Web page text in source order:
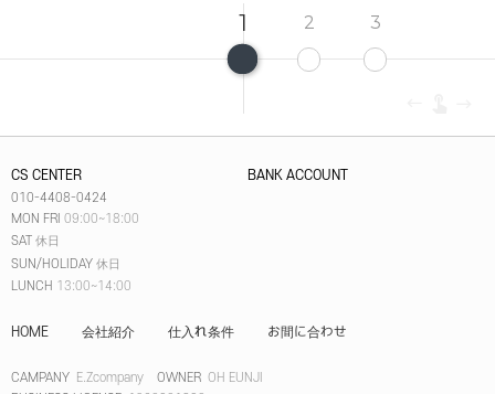
1 2 3
CS CENTER
010-4408-0424
MON FRI 09:00~18:00
SAT 休日
SUN/HOLIDAY 休日
LUNCH 13:00~14:00
BANK ACCOUNT
HOME 会社紹介 仕入れ条件 お間に合わせ
CAMPANY E.Zcompany OWNER OH EUNJI